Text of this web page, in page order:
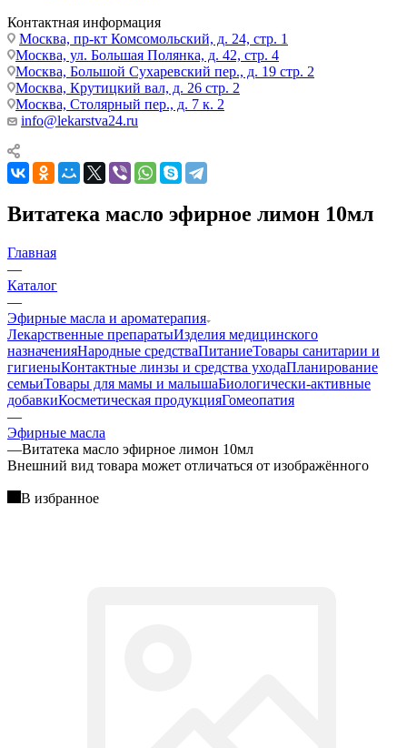
Контактная информация
Москва, пр-кт Комсомольский, д. 24, стр. 1
Москва, ул. Большая Полянка, д. 42, стр. 4
Москва, Большой Сухаревский пер., д. 19 стр. 2
Москва, Крутицкий вал, д. 26 стр. 2
Москва, Столярный пер., д. 7 к. 2
info@lekarstva24.ru
Витатека масло эфирное лимон 10мл
Главная
—
Каталог
—
Эфирные масла и ароматерапия
Лекарственные препаратыИзделия медицинского
назначенияНародные средстваПитаниеТовары санитарии и
гигиеныКонтактные линзы и средства уходаПланирование
семьиТовары для мамы и малышаБиологически-активные
добавкиКосметическая продукцияГомеопатия
—
Эфирные масла
—Витатека масло эфирное лимон 10мл
Bнешний вид товара может отличаться от изображённого
В избранное